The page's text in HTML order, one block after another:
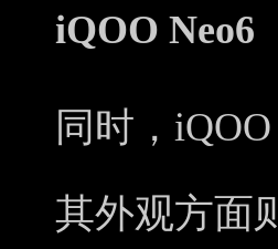
iQOO Neo6
同时，
其外观方面